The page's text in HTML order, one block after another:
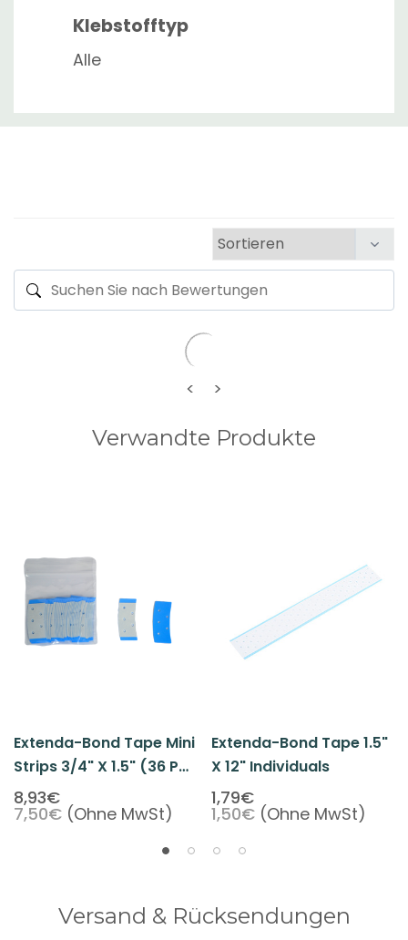
Klebstofftyp
Alle
< >
Verwandte Produkte
Extenda-Bond Tape Mini
Strips 3/4" X 1.5" (36 Pcs
Per Pack)
8,93€
7,50€ (Ohne MwSt)
Extenda-Bond Tape 1.5"
X 12" Individuals
1,79€
1,50€ (Ohne MwSt)
Versand & Rücksendungen